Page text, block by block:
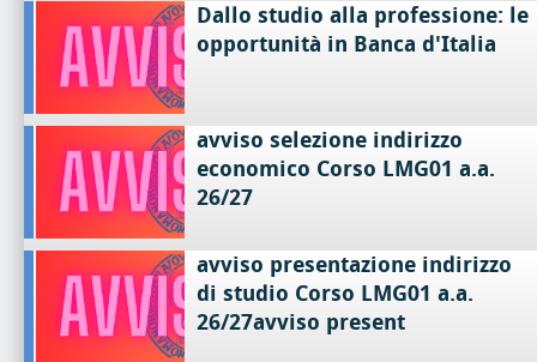
Dallo studio alla professione: le
opportunità in Banca d'Italia
avviso selezione indirizzo
economico Corso LMG01 a.a.
26/27
avviso presentazione indirizzo
di studio Corso LMG01 a.a.
26/27avviso present